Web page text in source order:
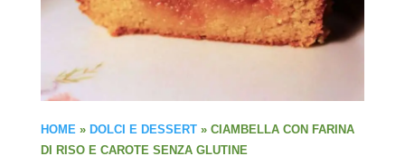
HOME » DOLCI E DESSERT» CIAMBELLA CON FARINA
DI RISO E CAROTE SENZA GLUTINE